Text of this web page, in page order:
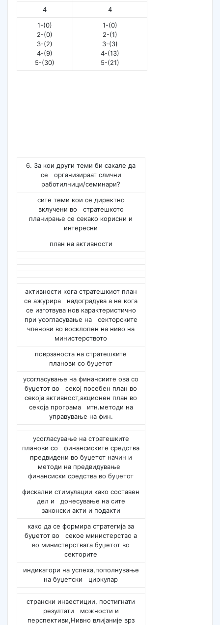
4
4
1-(0)
2-(0)
3-(2)
4-(9)
5-(30)
1-(0)
2-(1)
3-(3)
4-(13)
5-(21)
6. За кои други теми би сакале да
се организираат слични
работилници/семинари?
сите теми кои се директно
вклучени во стратешкото
планирање се секако корисни и
интересни
план на активности
активности кога стратешкиот план
се ажурира надоградува а не кога
се изготвува нов карактеристично
при усогласување на секторските
членови во восклопен на ниво на
министерството
поврзаноста на стратешките
планови со буџетот
усогласување на финансиите ова со
буџетот во секој посебен план во
секоја активност,акционен план во
секоја програма итн.методи на
управување на фин.
усогласување на стратешките
планови со финансиските средства
предвидени во буџетот начин и
методи на предвидување
финансиски средства во буџетот
фискални стимулации како составен
дел и донесување на сите
законски акти и подакти
како да се формира стратегија за
буџетот во секое министерство а
во министерствата буџетот во
секторите
индикатори на успеха,пополнување
на буџетски циркулар
странски инвестиции, постигнати
резултати можности и
перспективи,Нивно влијаније врз